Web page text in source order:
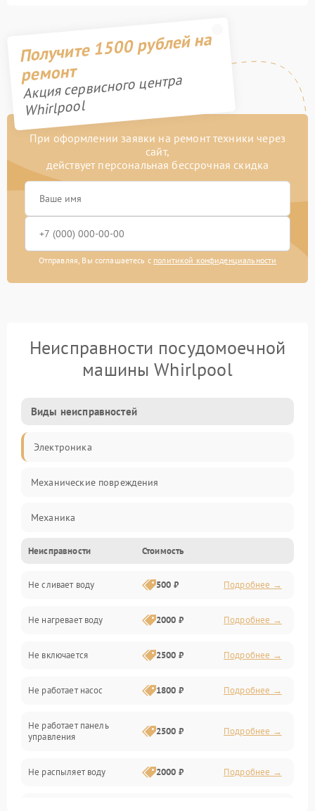
Получите 1500 рублей на
ремонт
Акция сервисного центра
Whirlpool
При оформлении заявки на ремонт техники через
сайт,
действует персональная бессрочная скидка
Отправляя, Вы соглашаетесь с политикой конфиденциальности
Неисправности посудомоечной
машины Whirlpool
Виды неисправностей
Электроника
Механические повреждения
Механика
Управление
Электропитание
Датчики
Нагрев
Вода
Гигиена
Программное обеспечение
Неисправности Стоимость
Не сливает воду 500 ₽ Подробнее →
Не нагревает воду 2000 ₽ Подробнее →
Не включается 2500 ₽ Подробнее →
Не работает насос 1800 ₽ Подробнее →
Не работает панель
управления
2500 ₽ Подробнее →
Не распыляет воду 2000 ₽ Подробнее →